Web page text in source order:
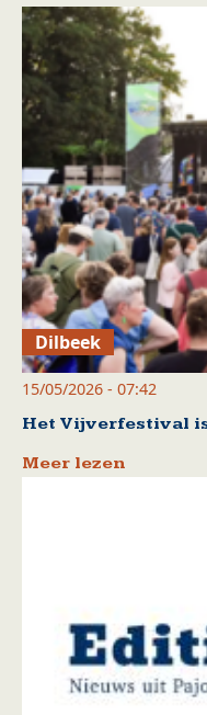
Dilbeek
15/05/2026 - 07:42
Het Vijverfestival
Meer lezen